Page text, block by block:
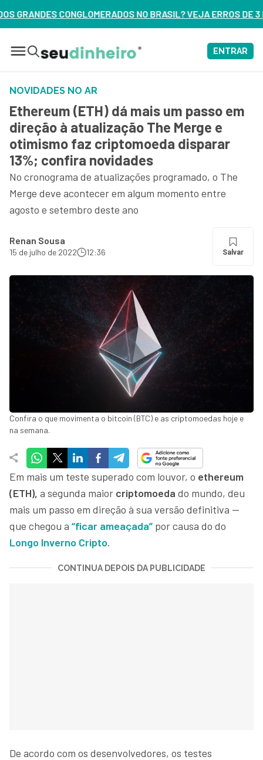
NO BRASIL? VEJA ERROS DE 3 DELES – ASSISTA AGORA
ENTRAR
NOVIDADES NO AR
Ethereum (ETH) dá mais um passo em
direção à atualização The Merge e
otimismo faz criptomoeda disparar
13%; confira novidades
No cronograma de atualizações programado, o The
Merge deve acontecer em algum momento entre
agosto e setembro deste ano
Renan Sousa
15 de julho de 2022 12:36 Salvar
Confira o que movimenta o bitcoin (BTC) e as criptomoedas hoje e
na semana.
Em mais um teste superado com louvor, o ethereum
(ETH), a segunda maior criptomoeda do mundo, deu
mais um passo em direção à sua versão definitiva —
que chegou a “ficar ameaçada” por causa do do
Longo Inverno Cripto.
CONTINUA DEPOIS DA PUBLICIDADE
De acordo com os desenvolvedores, os testes